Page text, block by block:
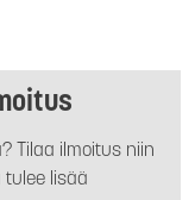
Tilaa ilmoitus niin
lisää